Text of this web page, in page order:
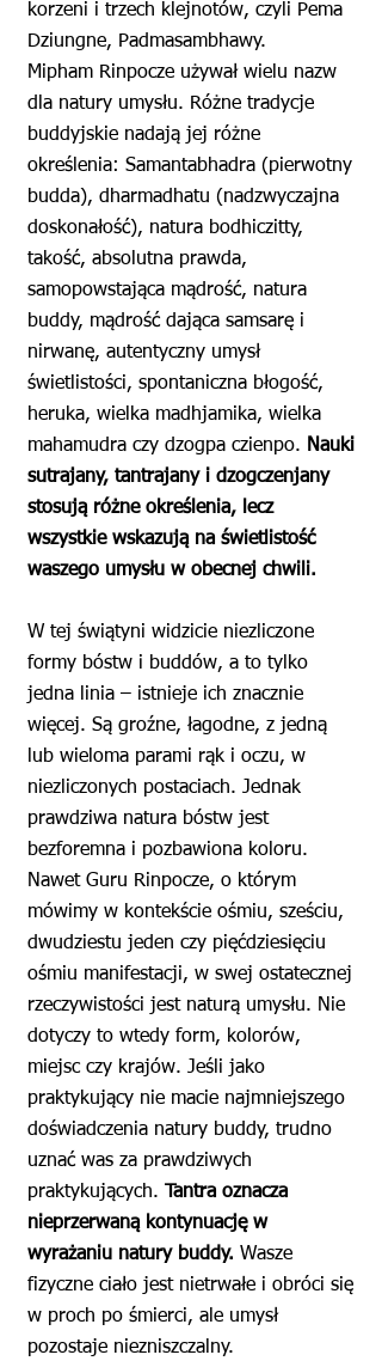
korzeni i trzech klejnotów, czyli Pema
Dziungne, Padmasambhawy.
Mipham Rinpocze używał wielu nazw
dla natury umysłu. Różne tradycje
buddyjskie nadają jej różne
określenia: Samantabhadra (pierwotny
budda), dharmadhatu (nadzwyczajna
doskonałość), natura bodhiczitty,
takość, absolutna prawda,
samopowstająca mądrość, natura
buddy, mądrość dająca samsarę i
nirwanę, autentyczny umysł
świetlistości, spontaniczna błogość,
heruka, wielka madhjamika, wielka
mahamudra czy dzogpa czienpo. Nauki
sutrajany, tantrajany i dzogczenjany
stosują różne określenia, lecz
wszystkie wskazują na świetlistość
waszego umysłu w obecnej chwili.
W tej świątyni widzicie niezliczone
formy bóstw i buddów, a to tylko
jedna linia – istnieje ich znacznie
więcej. Są groźne, łagodne, z jedną
lub wieloma parami rąk i oczu, w
niezliczonych postaciach. Jednak
prawdziwa natura bóstw jest
bezforemna i pozbawiona koloru.
Nawet Guru Rinpocze, o którym
mówimy w kontekście ośmiu, sześciu,
dwudziestu jeden czy pięćdziesięciu
ośmiu manifestacji, w swej ostatecznej
rzeczywistości jest naturą umysłu. Nie
dotyczy to wtedy form, kolorów,
miejsc czy krajów. Jeśli jako
praktykujący nie macie najmniejszego
doświadczenia natury buddy, trudno
uznać was za prawdziwych
praktykujących.
Tantra oznacza
nieprzerwaną kontynuację w
wyrażaniu natury buddy. Wasze
fizyczne ciało jest nietrwałe i obróci się
w proch po śmierci, ale umysł
pozostaje niezniszczalny.